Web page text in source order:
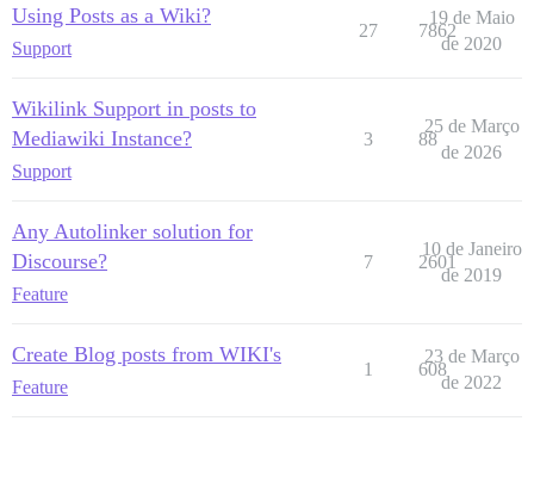
Using Posts as a Wiki?
Support
27 7862
19 de Maio
de 2020
Wikilink Support in posts to
Mediawiki Instance?
Support
3 88
25 de Março
de 2026
Any Autolinker solution for
Discourse?
Feature
7 2601
10 de Janeiro
de 2019
Create Blog posts from WIKI's
Feature
1 608
23 de Março
de 2022